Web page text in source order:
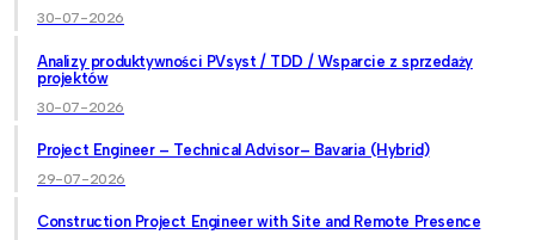
30-07-2026
Analizy produktywności PVsyst / TDD / Wsparcie z sprzedaży
projektów
30-07-2026
Project Engineer – Technical Advisor– Bavaria (Hybrid)
29-07-2026
Construction Project Engineer with Site and Remote Presence